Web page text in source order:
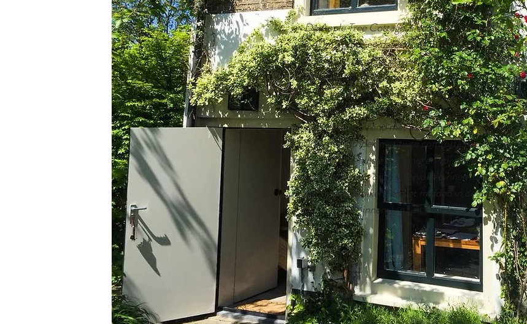
De Apple Tree Cottage is een historisch pandje
van 40m2 groot en dateert uit 1800. Op de begane
grond met historische plavuistegels bevinden zich een
moderne volledig uitgeruste keuken, de eettafel en een
moderne badkamer met douche, wastafel en toilet. Op
de verdieping erboven vindt u een eiken parket en open
origineel balkenplafond met een heerlijk 2-persoonsbed
(1.60m), een zithoek met twee comfortabele stoelen en
smart-TV . Het huisje is zonnig en vrij gelegen en heeft
prachtig uitzicht op onze sfeervolle binnenstadstuin (die
u kunt medegebruiken) en ligt midden in de historische
binnenstad van Gouda.